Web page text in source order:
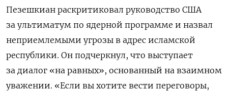
Пезешкиан раскритиковал руководство США
за ультиматум по ядерной программе и назвал
неприемлемыми угрозы в адрес исламской
республики. Он подчеркнул, что выступает
за диалог «на равных», основанный на взаимном
уважении. «Если вы хотите вести переговоры,